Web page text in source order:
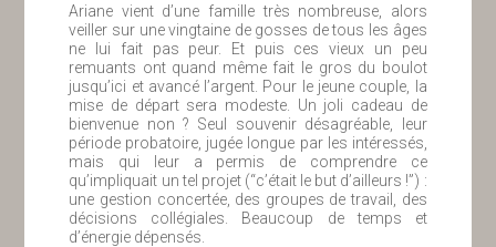
Ariane vient d’une famille très nombreuse, alors
veiller sur une vingtaine de gosses de tous les âges
ne lui fait pas peur. Et puis ces vieux un peu
remuants ont quand même fait le gros du boulot
jusqu’ici et avancé l’argent. Pour le jeune couple, la
mise de départ sera modeste. Un joli cadeau de
bienvenue non ? Seul souvenir désagréable, leur
période probatoire, jugée longue par les intéressés,
mais qui leur a permis de comprendre ce
qu’impliquait un tel projet (“c’était le but d’ailleurs !”) :
une gestion concertée, des groupes de travail, des
décisions collégiales. Beaucoup de temps et
d’énergie dépensés.